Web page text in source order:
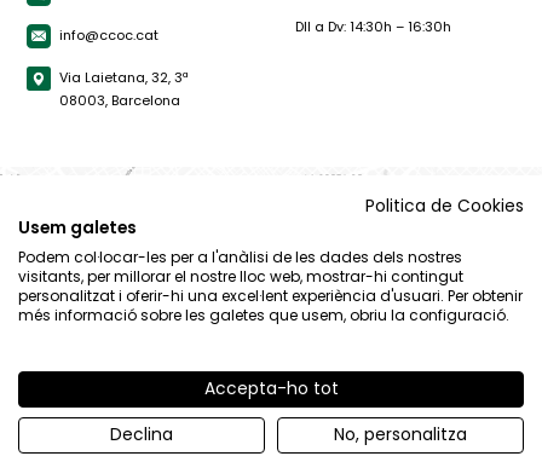
info@ccoc.cat
Via Laietana, 32, 3ª
08003, Barcelona
Dll a Dv: 14:30h – 16:30h
Avís Legal Política de privacitat | Política de cookies
By 100x100.net
Politica de Cookies
Usem galetes
Podem col·locar-les per a l'anàlisi de les dades dels nostres
visitants, per millorar el nostre lloc web, mostrar-hi contingut
personalitzat i oferir-hi una excel·lent experiència d'usuari. Per obtenir
més informació sobre les galetes que usem, obriu la configuració.
Accepta-ho tot
Declina
No, personalitza